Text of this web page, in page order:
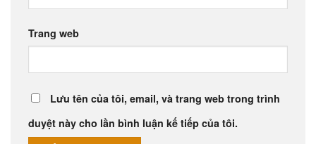
Trang web
Lưu tên của tôi, email, và trang web trong trình
duyệt này cho lần bình luận kế tiếp của tôi.